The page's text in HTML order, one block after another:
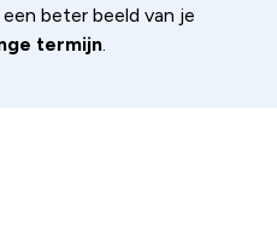
beter beeld van je
termijn.